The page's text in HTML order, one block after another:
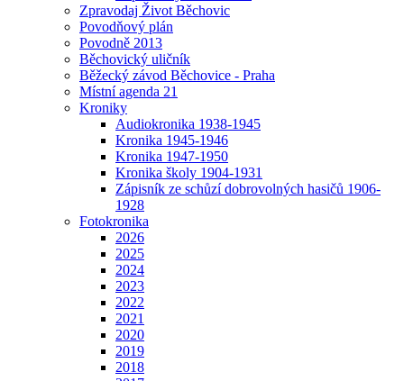
Zpravodaj Život Běchovic
Povodňový plán
Povodně 2013
Běchovický uličník
Běžecký závod Běchovice - Praha
Místní agenda 21
Kroniky
Audiokronika 1938-1945
Kronika 1945-1946
Kronika 1947-1950
Kronika školy 1904-1931
Zápisník ze schůzí dobrovolných hasičů 1906-
1928
Fotokronika
2026
2025
2024
2023
2022
2021
2020
2019
2018